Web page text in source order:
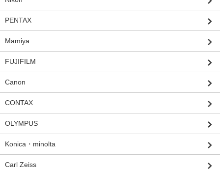
PENTAX
Mamiya
FUJIFILM
Canon
CONTAX
OLYMPUS
Konica・minolta
Carl Zeiss